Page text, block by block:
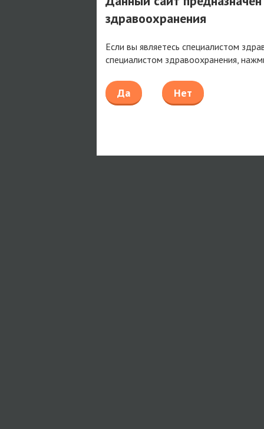
здравоохранения
Если вы являетесь специалистом
специалистом здравоохранения,
Да Нет